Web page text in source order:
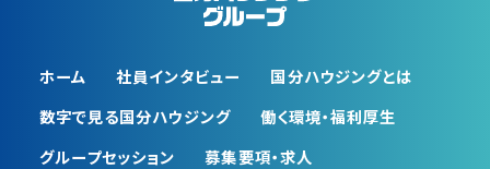
ホーム 社員インタビュー
国分ハウジングとは
数字で⾒る国分ハウジング
働く環境・福利厚⽣
グループセッション
募集要項・求人